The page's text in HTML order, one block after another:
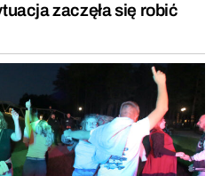
zaczęła się robić